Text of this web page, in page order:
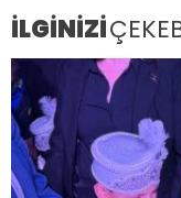
İLGİNİZİ